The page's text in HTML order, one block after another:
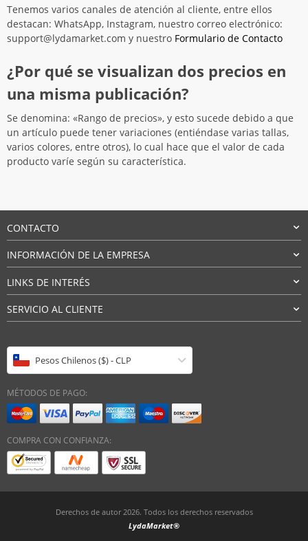
Tenemos varios canales de atención al cliente, entre ellos
destacan: WhatsApp, Instagram, nuestro correo electrónico:
support@lydamarket.com y nuestro Formulario de Contacto
¿Por qué se visualizan dos precios en
una misma publicación?
Se denomina: «Rango de precios», y esto sucede debido a que
un artículo puede tener variaciones (entiéndase varias tallas,
varios colores, entre otros), lo cual hace que el valor de cada
producto varíe según su característica.
CONTACTO
INFORMACIÓN DE LA EMPRESA
LINKS DE INTERÉS
SERVICIO AL CLIENTE
Pesos Chilenos ($) - CLP
MÉTODOS DE PAGO:
COMPRA CON CONFIANZA:
Derechos de autor 2026. Todos los derechos reservados
LydaMarket®